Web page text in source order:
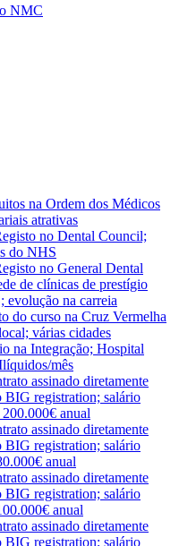
NMC
na Ordem dos Médicos
atrativas
no Dental Council;
do NHS
no General Dental
de clínicas de prestígio
evolução na carreia
do curso na Cruz Vermelha
várias cidades
na Integração; Hospital
mês
assinado diretamente
BIG registration; salário
anual
assinado diretamente
BIG registration; salário
anual
assinado diretamente
BIG registration; salário
anual
assinado diretamente
BIG registration; salário